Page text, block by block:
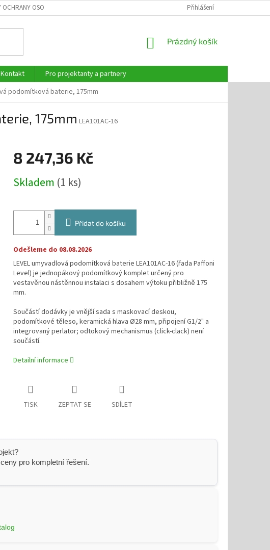
OSOBNÍCH ÚDAJŮ Přihlášení
NÁKUPNÍ
Prázdný košík
Kontakt
Pro projektanty a partnery
podomítková baterie, 175mm
175mm LEA101AC-16
8 247,36 Kč
cena:
Skladem (1 ks)
Přidat do košíku
Odešleme do 08.08.2026
LEVEL umyvadlová podomítková baterie LEA101AC-16 (řada Paffoni
Level) je jednopákový podomítkový komplet určený pro
vestavěnou nástěnnou instalaci s dosahem výtoku přibližně 175
mm.
Součástí dodávky je vnější sada s maskovací deskou,
podomítkové těleso, keramická hlava Ø28 mm, připojení G1/2" a
integrovaný perlator; odtokový mechanismus (click-clack) není
součástí.
Detailní informace
TISK ZEPTAT SE SDÍLET
pro kompletní řešení.